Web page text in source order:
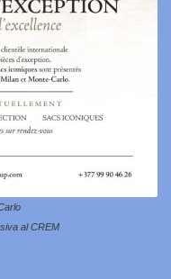
al CREM